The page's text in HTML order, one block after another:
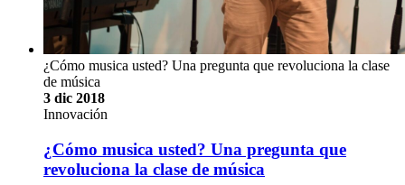
¿Cómo musica usted? Una pregunta que revoluciona la clase
de música
3 dic 2018
Innovación
¿Cómo musica usted? Una pregunta que
revoluciona la clase de música